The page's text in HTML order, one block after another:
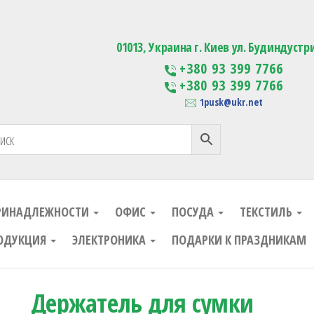
Изготовление сувенирной
01013, Украина г. Киев ул.
+380 93 399 7766
+380 93 399 7766
1pusk@ukr.net
ОФИС ПОСУДА ТЕКСТИЛЬ
ЭЛЕКТРОНИКА ПОДАРКИ К ПРАЗДНИКАМ
Держатель для сумки